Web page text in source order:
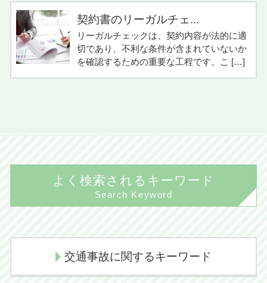
契約書のリーガルチェ...
リーガルチェックは、契約内容が法的に適
切であり、不利な条件が含まれていないか
を確認するための重要な工程です。こ […]
よく検索されるキーワード
Search Keyword
交通事故に関するキーワード